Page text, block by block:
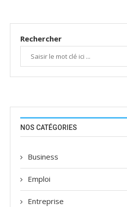
Rechercher
NOS CATÉGORIES
Business
Emploi
Entreprise